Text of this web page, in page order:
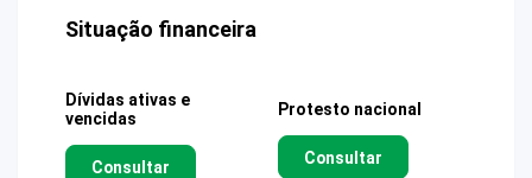
Situação financeira
Dívidas ativas e
vencidas
Consultar
Protesto nacional
Consultar